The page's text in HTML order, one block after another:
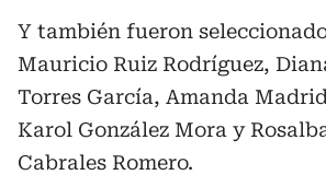
Y también fueron
Mauricio Ruiz Rodríguez,
Torres García, Amanda
Karol González Mora y
Cabrales Romero.